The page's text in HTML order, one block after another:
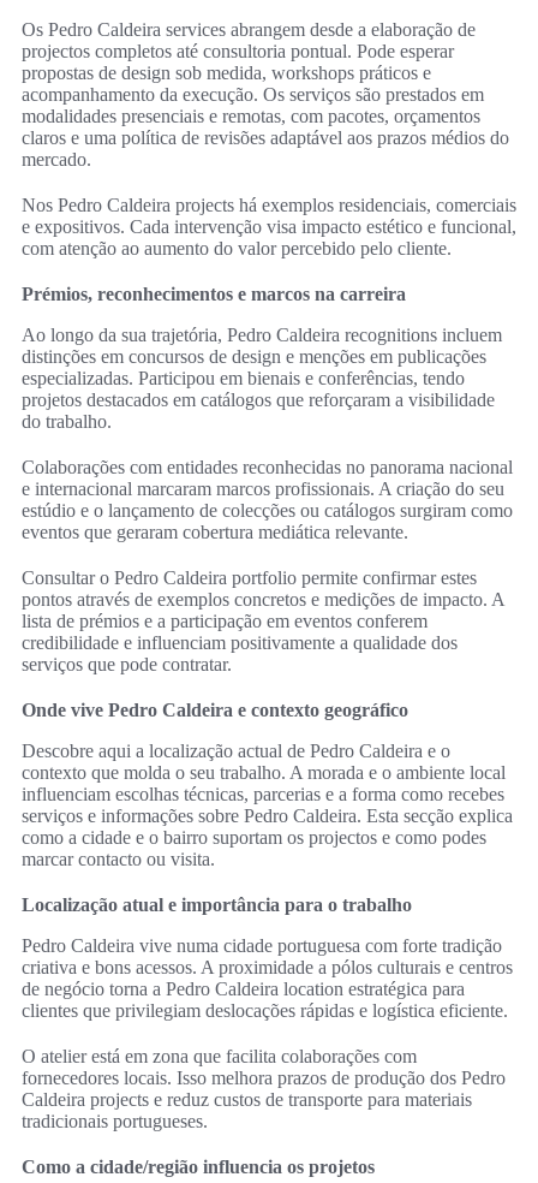
Os Pedro Caldeira services abrangem desde a elaboração de
projectos completos até consultoria pontual. Pode esperar
propostas de design sob medida, workshops práticos e
acompanhamento da execução. Os serviços são prestados em
modalidades presenciais e remotas, com pacotes, orçamentos
claros e uma política de revisões adaptável aos prazos médios do
mercado.
Nos Pedro Caldeira projects há exemplos residenciais, comerciais
e expositivos. Cada intervenção visa impacto estético e funcional,
com atenção ao aumento do valor percebido pelo cliente.
Prémios, reconhecimentos e marcos na carreira
Ao longo da sua trajetória, Pedro Caldeira recognitions incluem
distinções em concursos de design e menções em publicações
especializadas. Participou em bienais e conferências, tendo
projetos destacados em catálogos que reforçaram a visibilidade
do trabalho.
Colaborações com entidades reconhecidas no panorama nacional
e internacional marcaram marcos profissionais. A criação do seu
estúdio e o lançamento de colecções ou catálogos surgiram como
eventos que geraram cobertura mediática relevante.
Consultar o Pedro Caldeira portfolio permite confirmar estes
pontos através de exemplos concretos e medições de impacto. A
lista de prémios e a participação em eventos conferem
credibilidade e influenciam positivamente a qualidade dos
serviços que pode contratar.
Onde vive Pedro Caldeira e contexto geográfico
Descobre aqui a localização actual de Pedro Caldeira e o
contexto que molda o seu trabalho. A morada e o ambiente local
influenciam escolhas técnicas, parcerias e a forma como recebes
serviços e informações sobre Pedro Caldeira. Esta secção explica
como a cidade e o bairro suportam os projectos e como podes
marcar contacto ou visita.
Localização atual e importância para o trabalho
Pedro Caldeira vive numa cidade portuguesa com forte tradição
criativa e bons acessos. A proximidade a pólos culturais e centros
de negócio torna a Pedro Caldeira location estratégica para
clientes que privilegiam deslocações rápidas e logística eficiente.
O atelier está em zona que facilita colaborações com
fornecedores locais. Isso melhora prazos de produção dos Pedro
Caldeira projects e reduz custos de transporte para materiais
tradicionais portugueses.
Como a cidade/região influencia os projetos